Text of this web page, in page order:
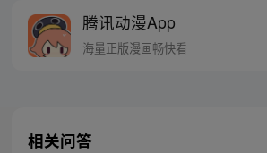
人…六十年后，他再次破石
护族人的希望和信念打败了
腾讯动漫App
海量正版漫画畅快看
相关问答